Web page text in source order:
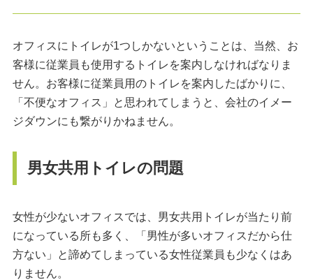
オフィスにトイレが1つしかないということは、当然、お
客様に従業員も使用するトイレを案内しなければなりま
せん。お客様に従業員用のトイレを案内したばかりに、
「不便なオフィス」と思われてしまうと、会社のイメー
ジダウンにも繋がりかねません。
男女共用トイレの問題
女性が少ないオフィスでは、男女共用トイレが当たり前
になっている所も多く、「男性が多いオフィスだから仕
方ない」と諦めてしまっている女性従業員も少なくはあ
りません。